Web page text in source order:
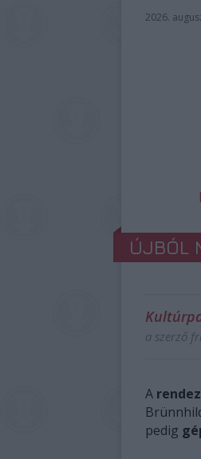
2026.
ÚJBÓL
a szerző
A
pedig